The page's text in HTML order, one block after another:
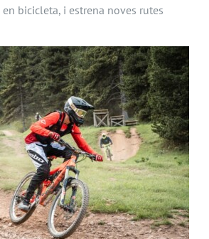
bicicleta, i estrena noves rutes